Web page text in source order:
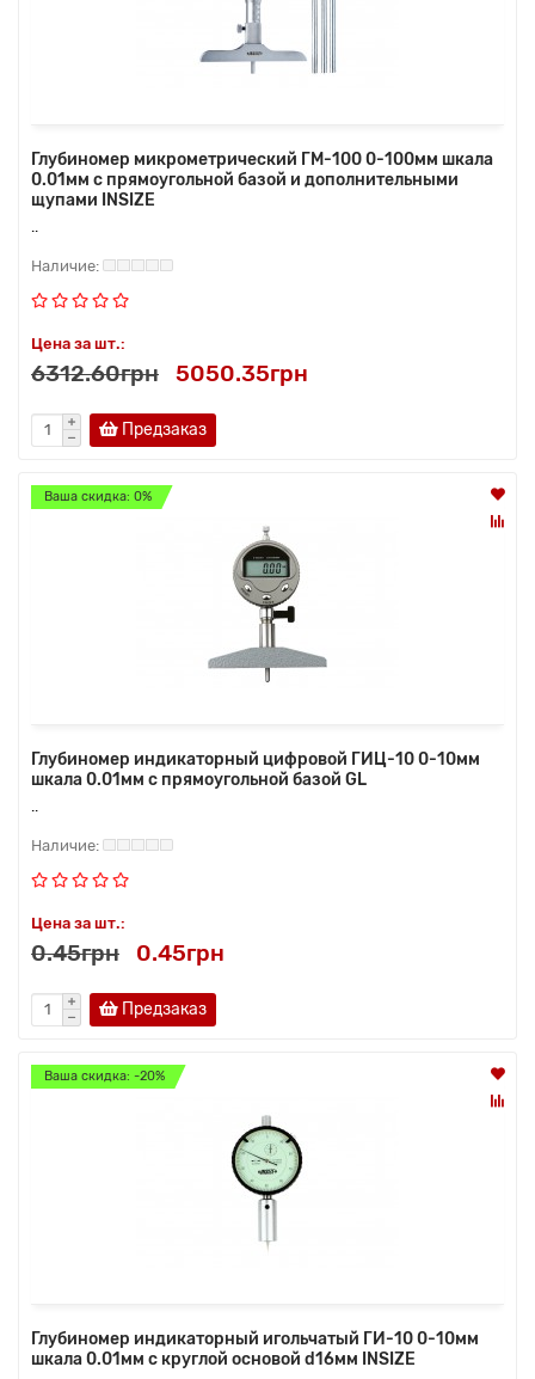
Глубиномер микрометрический ГМ-100 0-100мм шкала
0.01мм с прямоугольной базой и дополнительными
щупами INSIZE
Цена за шт.:
6312.60грн 5050.35грн
Предзаказ
Ваша скидка: 0%
Глубиномер индикаторный цифровой ГИЦ-10 0-10мм
шкала 0.01мм с прямоугольной базой GL
Цена за шт.:
0.45грн 0.45грн
Предзаказ
Ваша скидка: -20%
Глубиномер индикаторный игольчатый ГИ-10 0-10мм
шкала 0.01мм с круглой основой d16мм INSIZE